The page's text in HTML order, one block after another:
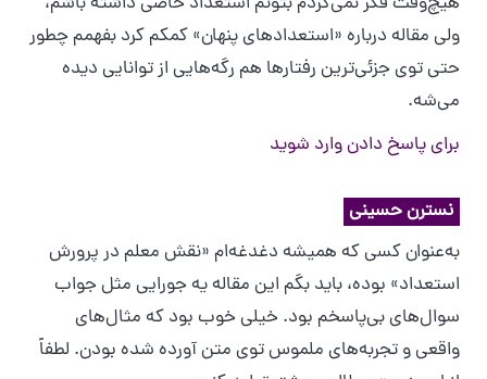
ولی مقاله درباره «استعدادهای پنهان» کمکم کرد بفهمم چطور
حتی توی جزئی‌ترین رفتارها هم رگه‌هایی از توانایی دیده
می‌شه.
برای پاسخ دادن وارد شوید
نسترن حسینی
به‌عنوان کسی که همیشه دغدغه‌ام «نقش معلم در پرورش
استعداد» بوده، باید بگم این مقاله یه جورایی مثل جواب
سوال‌های بی‌پاسخم بود. خیلی خوب بود که مثال‌های
واقعی و تجربه‌های ملموس توی متن آورده شده بودن. لطفاً